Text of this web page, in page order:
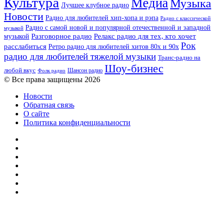
Лучшее клубное радио МедиаМузыка
Новости Радио для любителей хип-хопа и рэпа Радио с классической
музыкой Радио с самой новой и популярной отечественной и западной
музыкой Разговорное радио Релакс радио для тех, кто хочет
расслабиться Ретро радио для любителей хитов 80х и 90х Рок
радио для любителей тяжелой музыки Транс-радио на
любой вкус Фолк радио Шансон радио Шоу-бизнес
© Все права защищены 2026
Новости
Обратная связь
О сайте
Политика конфиденциальности